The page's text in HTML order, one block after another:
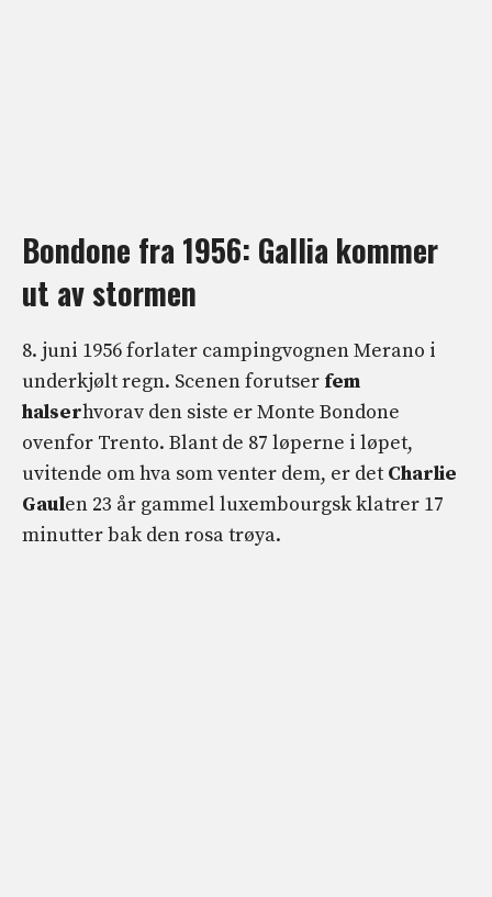
Bondone fra 1956: Gallia kommer
ut av stormen
8. juni 1956 forlater campingvognen Merano i
underkjølt regn. Scenen forutser fem
halserhvorav den siste er Monte Bondone
ovenfor Trento. Blant de 87 løperne i løpet,
uvitende om hva som venter dem, er det Charlie
Gaulen 23 år gammel luxembourgsk klatrer 17
minutter bak den rosa trøya.